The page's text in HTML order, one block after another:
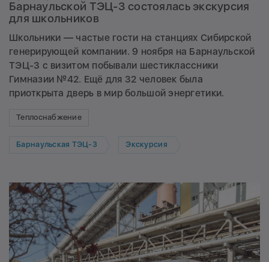
Барнаульской ТЭЦ-3 состоялась экскурсия
для школьников
Школьники — частые гости на станциях Сибирской
генерирующей компании. 9 ноября на Барнаульской
ТЭЦ-3 с визитом побывали шестиклассники
Гимназии №42. Ещё для 32 человек была
приоткрыта дверь в мир большой энергетики.
Теплоснабжение
Барнаульская ТЭЦ-3 Экскурсия